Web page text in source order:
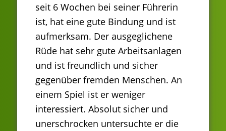
seit 6 Wochen bei seiner Führerin
ist, hat eine gute Bindung und ist
aufmerksam. Der ausgeglichene
Rüde hat sehr gute Arbeitsanlagen
und ist freundlich und sicher
gegenüber fremden Menschen. An
einem Spiel ist er weniger
interessiert. Absolut sicher und
unerschrocken untersuchte er die